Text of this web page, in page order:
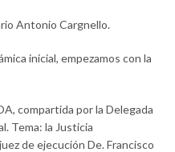
Antonio Cargnello.
inicial, empezamos con la
compartida por la Delegada
Tema: la Justicia
de ejecución De. Francisco